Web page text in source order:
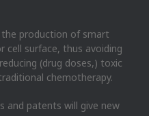
the production of smart
surface, thus avoiding
(drug doses,) toxic
chemotherapy.
and patents will give new